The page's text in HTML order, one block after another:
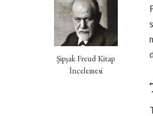
Şipşak Freud Kitap
İncelemesi